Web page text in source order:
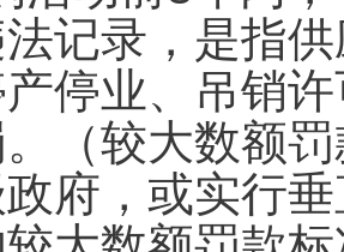
记录，是指
停业、吊销
（较大数额
府，或实行